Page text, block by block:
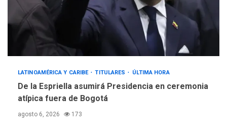
LATINOAMÉRICA Y CARIBE TITULARES ÚLTIMA HORA
De la Espriella asumirá Presidencia en ceremonia
atípica fuera de Bogotá
agosto 6, 2026 173